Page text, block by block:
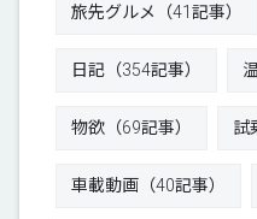
旅先グルメ（41記事）
日記（354記事）
物欲（69記事） 試
車載動画（40記事）